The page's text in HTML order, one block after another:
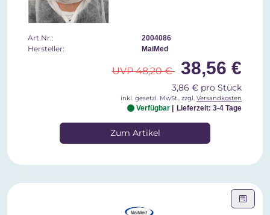
Art.Nr.: 2004086
Hersteller: MaiMed
UVP 48,20 € 38,56 €
3,86 € pro Stück
inkl. gesetzl. MwSt., zzgl. Versandkosten
Verfügbar Lieferzeit: 3-4 Tage
Zum Artikel